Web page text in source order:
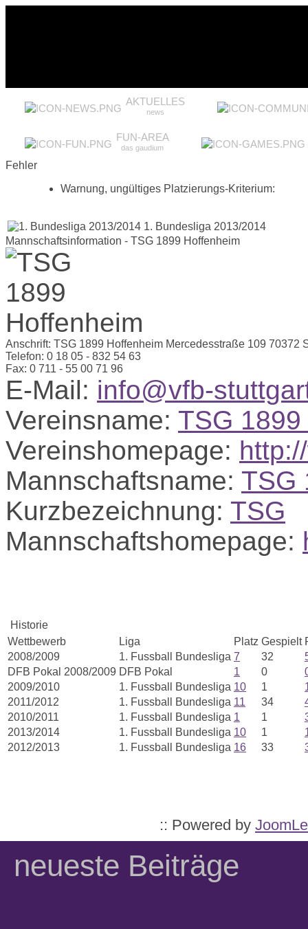
AKTUELLES
news
FUN-AREA
das gaudium
Fehler
Warnung, ungültiges Platzierungs-Kriterium:
1. Bundesliga 2013/2014
Mannschaftsinformation - TSG 1899 Hoffenheim
Anschrift: TSG 1899 Hoffenheim Mercedesstraße 109 70372
Telefon: 0 18 05 - 832 54 63
Fax: 0 711 - 55 00 71 96
E-Mail: info@vfb-
Vereinsname: TSG
Vereinshomepage:
Mannschaftsname: TSG
Kurzbezeichnung: TSG
Mannschaftshomepage:
Historie
Wettbewerb
Liga Platz Gespielt
2008/2009
1. Fussball Bundesliga 7 32
DFB Pokal 2008/2009 DFB Pokal 1 0
2009/2010
1. Fussball Bundesliga 10 1
2011/2012
1. Fussball Bundesliga 11 34
2010/2011
1. Fussball Bundesliga 1 1
2013/2014
1. Fussball Bundesliga 10 1
2012/2013
1. Fussball Bundesliga 16 33
:: Powered by
neueste Beiträge